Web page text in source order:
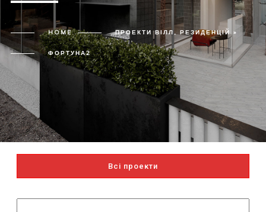
HOME ПРОЕКТИ ВІЛЛ, РЕЗИДЕНЦІЙ »
ФОРТУНА2
Всі проекти